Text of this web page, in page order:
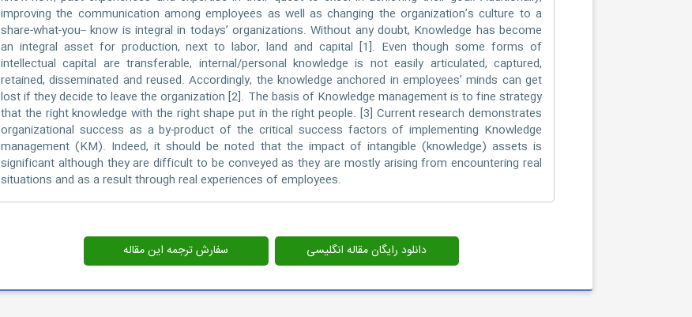
improving the communication among employees as well as changing the organization’s culture to a
share-what-you– know is integral in todays’ organizations. Without any doubt, Knowledge has become
an integral asset for production, next to labor, land and capital [1]. Even though some forms of
intellectual capital are transferable, internal/personal knowledge is not easily articulated, captured,
retained, disseminated and reused. Accordingly, the knowledge anchored in employees’ minds can get
lost if they decide to leave the organization [2]. The basis of Knowledge management is to fine strategy
that the right knowledge with the right shape put in the right people. [3] Current research demonstrates
organizational success as a by-product of the critical success factors of implementing Knowledge
management (KM). Indeed, it should be noted that the impact of intangible (knowledge) assets is
significant although they are difficult to be conveyed as they are mostly arising from encountering real
situations and as a result through real experiences of employees.
دانلود رایگان مقاله انگلیسی سفارش ترجمه این مقاله